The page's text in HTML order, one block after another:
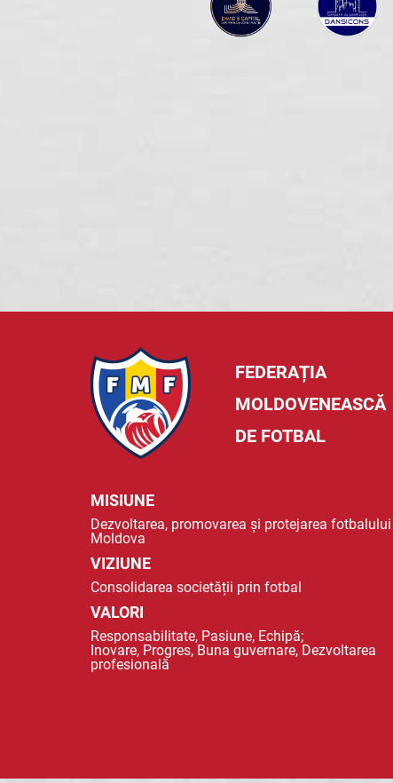
FEDERAȚIA
MOLDOVENEASCĂ
DE FOTBAL
MISIUNE
Dezvoltarea, promovarea și protejarea
Moldova
VIZIUNE
Consolidarea societății prin fotbal
VALORI
Responsabilitate, Pasiune, Echipă;
Inovare, Progres, Buna guvernare, Dezvoltarea
profesională